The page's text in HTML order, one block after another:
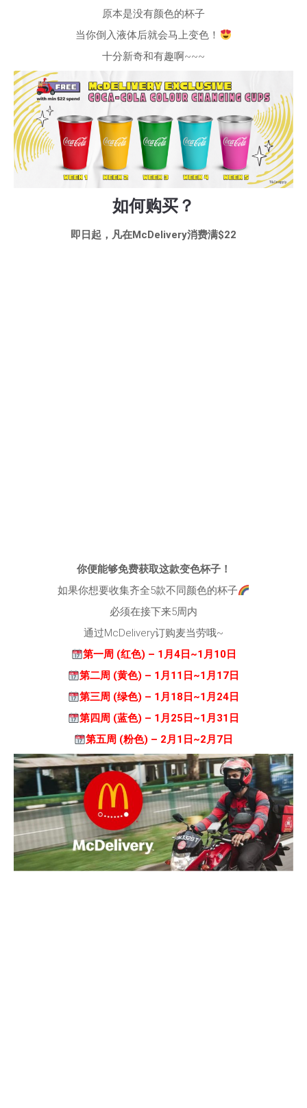
原本是没有颜色的杯子
当你倒入液体后就会马上变色！
十分新奇和有趣啊~~~
如何购买？
即日起，凡在McDelivery消费满$22
你便能够免费获取这款变色杯子！
如果你想要收集齐全5款不同颜色的杯子
必须在接下来5周内
通过McDelivery订购麦当劳哦~
第一周 (红色) – 1月4日~1月10日
第二周 (黄色) – 1月11日~1月17日
第三周 (绿色) – 1月18日~1月24日
第四周 (蓝色) – 1月25日~1月31日
第五周 (粉色) – 2月1日~2月7日